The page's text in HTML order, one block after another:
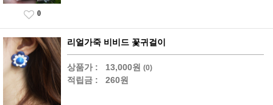
0
리얼가죽 비비드 꽃귀걸이
상품가 : 13,000원 (0)
적립금 : 260원